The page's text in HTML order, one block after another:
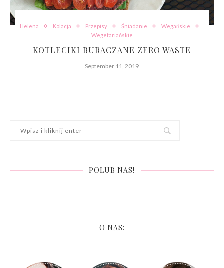
Helena Kolacja Przepisy Śniadanie
Wegańskie
Wegetariańskie
KOTLECIKI BURACZANE ZERO WASTE
September 11, 2019
POLUB NAS!
O NAS: